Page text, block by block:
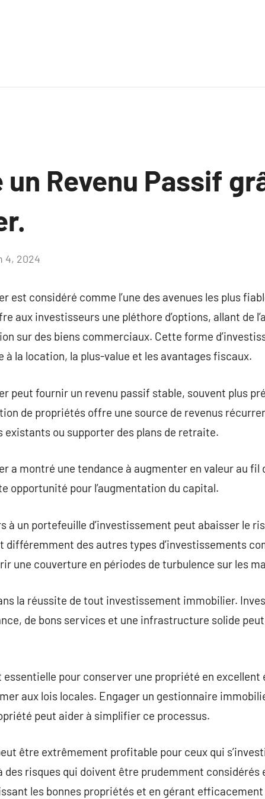
Revenu Passif
4, 2024
est considéré comme l’une des avenues les plus
aux investisseurs une pléthore d’options, allant de
sur des biens commerciaux. Cette forme
la location, la plus-value et les avantages fiscaux.
peut fournir un revenu passif stable, souvent plus
de propriétés offre une source de revenus
existants ou supporter des plans de retraite.
a montré une tendance à augmenter en valeur au
opportunité pour l’augmentation du capital.
à un portefeuille d’investissement peut abaisser le
différemment des autres types d’investissements
une couverture en périodes de turbulence sur les
la réussite de tout investissement immobilier.
de bons services et une infrastructure solide
pour conserver une propriété en excellent
aux lois locales. Engager un gestionnaire
peut aider à simplifier ce processus.
être extrêmement profitable pour ceux qui
des risques qui doivent être prudemment considérés
les bonnes propriétés et en gérant efficacement